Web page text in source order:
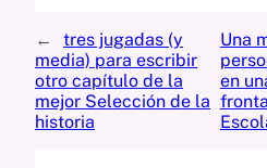
←
tres jugadas (y
media) para escribir
otro capítulo de la
mejor Selección de la
historia
Una
en